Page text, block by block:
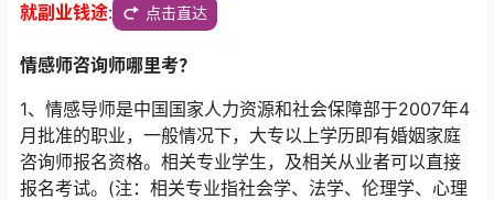
就副业钱途: 点击直达
情感师咨询师哪里考？
1、情感导师是中国国家人力资源和社会保障部于2007年4
月批准的职业，一般情况下，大专以上学历即有婚姻家庭
咨询师报名资格。相关专业学生，及相关从业者可以直接
报名考试。(注：相关专业指社会学、法学、伦理学、心理